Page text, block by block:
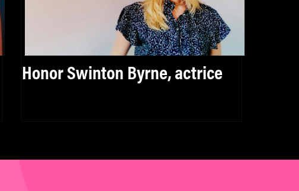
Honor Swinton Byrne, actrice